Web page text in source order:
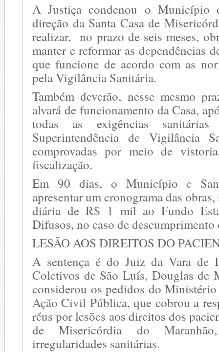
A Justiça condenou o
direção da Santa Casa de
realizar, no prazo de seis meses,
manter e reformar as dependências
que funcione de acordo com as
pela Vigilância Sanitária.
Também deverão, nesse mesmo
alvará de funcionamento da Casa,
todas as exigências sanitárias
Superintendência de Vigilância
comprovadas por meio de
fiscalização.
Em 90 dias, o Município e
apresentar um cronograma das
diária de R$ 1 mil ao Fundo
Difusos, no caso de descumprimento
LESÃO AOS DIREITOS DO
A sentença é do Juiz da Vara de
Coletivos de São Luís, Douglas de
considerou os pedidos do
Ação Civil Pública, que cobrou a
réus por lesões aos direitos dos
de Misericórdia do
irregularidades sanitárias.